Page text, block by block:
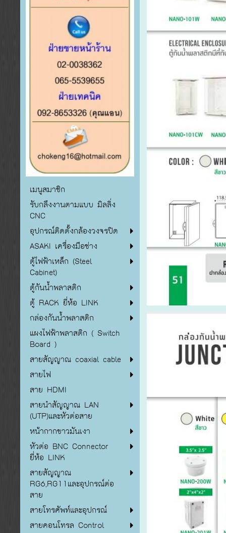
เมนูสมาชิก
รับกลึงงานตามแบบ มิลลิ่ง
CNC
อุปกรณ์ติดตั้งกล้องวงจรปิด
ASAKI เครื่องมือช่าง
ตู้ไฟฟ้าเหล็ก (Steel
Cabinet)
ตู้กันน้ำพลาสติก
ตู้ RACK ยี่ห้อ LINK
กล่องกันน้ำพลาสติก
แผงไฟฟ้าพลาสติก ( Switch
Board )
สายสัญญาณ coaxial cable
สายไฟ
สาย HDMI
สายนำสัญญาณ LAN
(UTP)และหัวต่อสาย
หน้ากากขาวมันเงา
หัวต่อ BNC Connector
ยี่ห้อ LINK
สายสัญญาณ
RG6,RG11และอุปกรณ์ต่อ
สาย
สายโทรศัพท์และอุปกรณ์
สายคอนโทรล Control